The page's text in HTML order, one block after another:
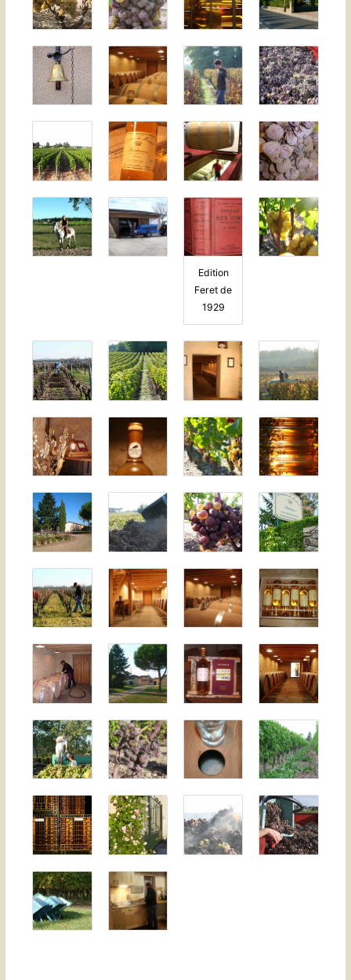
Edition
Feret de
1929